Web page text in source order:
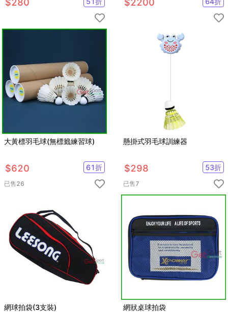
$280 $2200
大黃標羽毛球(無標籤練習球)
$620 61折
已售26
懸掛式羽毛球訓練器
$298 53折
已售7
網球拍袋(3支裝) 網狀桌球拍袋